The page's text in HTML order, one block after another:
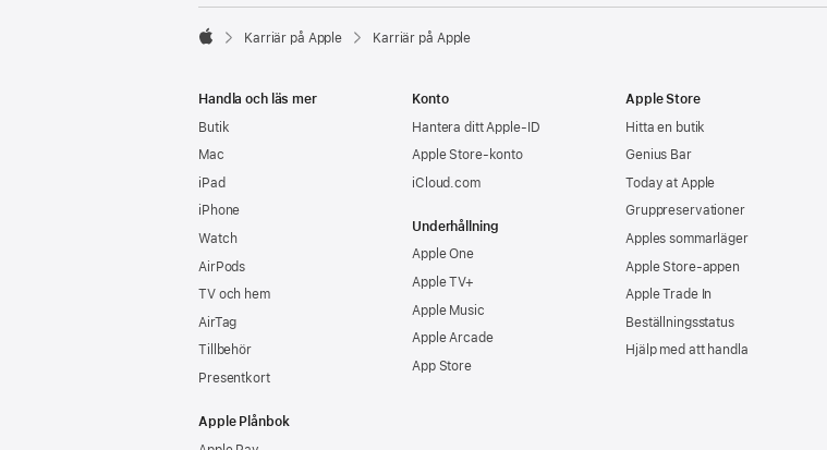

Karriär på Apple Karriär på Apple
Handla och läs mer
Butik
Mac
iPad
iPhone
Watch
AirPods
TV och hem
AirTag
Tillbehör
Presentkort
Apple Plånbok
Konto
Hantera ditt Apple-ID
Apple Store-konto
iCloud.com
Underhållning
Apple One
Apple TV+
Apple Music
Apple Arcade
App Store
Apple Store
Hitta en butik
Genius Bar
Today at Apple
Gruppreservationer
Apples sommarläger
Apple Store-appen
Apple Trade In
Beställningsstatus
Hjälp med att handla